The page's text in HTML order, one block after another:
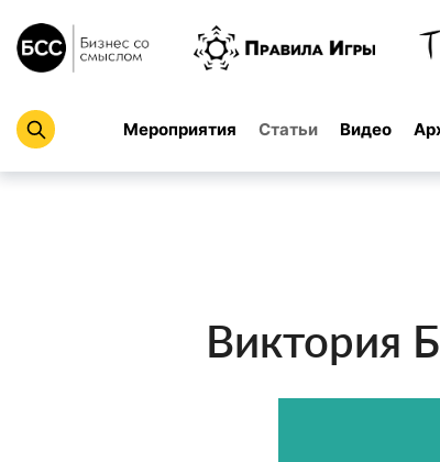
Мероприятия Статьи Видео
Виктория